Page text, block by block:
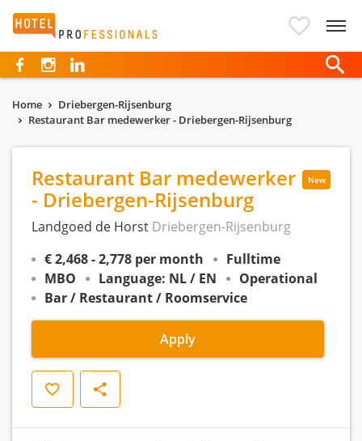
Hotelprofessionals
Home
Driebergen-Rijsenburg
Restaurant Bar medewerker - Driebergen-Rijsenburg
New
Restaurant Bar medewerker
- Driebergen-Rijsenburg
Landgoed de Horst Driebergen-Rijsenburg
€ 2,468 - 2,778 per month
Fulltime
MBO
Language: NL / EN
Operational
Bar / Restaurant / Roomservice
Apply
Save Share